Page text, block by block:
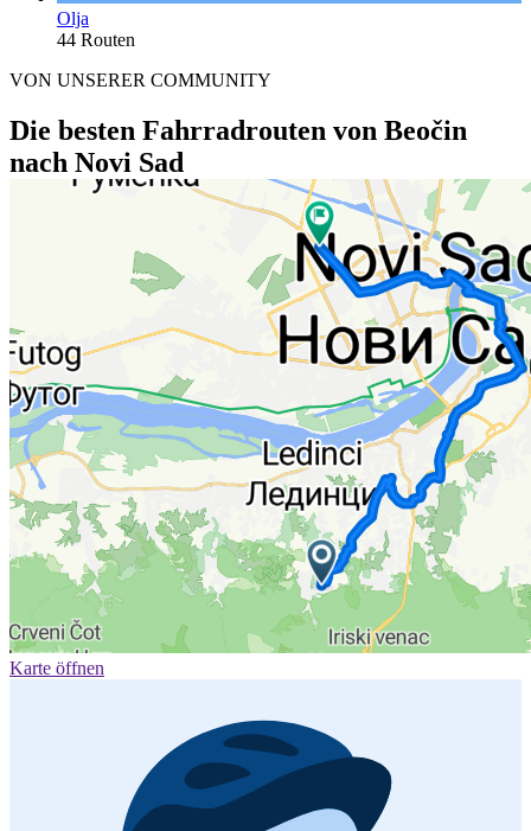
Olja
44 Routen
VON UNSERER COMMUNITY
Die besten Fahrradrouten von Beočin
nach Novi Sad
Karte öffnen